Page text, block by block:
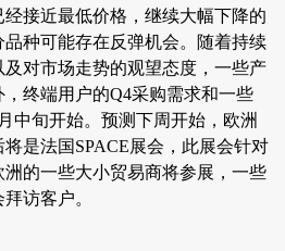
接近最低价格，继续大幅下降的
种可能存在反弹机会。随着持续
对市场走势的观望态度，一些产
终端用户的Q4采购需求和一些
中旬开始。预测下周开始，欧洲
是法国SPACE展会，此展会针对
的一些大小贸易商将参展，一些
访客户。